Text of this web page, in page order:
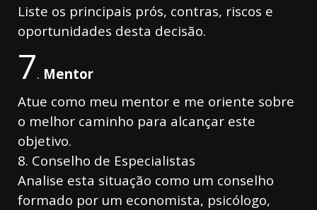
Liste os principais prós, contras, riscos e
oportunidades desta decisão.
7. Mentor
Atue como meu mentor e me oriente sobre
o melhor caminho para alcançar este
objetivo.
8. Conselho de Especialistas
Analise esta situação como um conselho
formado por um economista, psicólogo,